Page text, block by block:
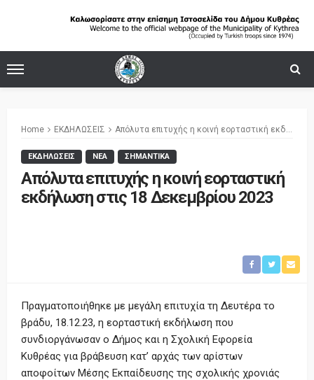
Home ΕΚΔΗΛΩΣΕΙΣ Απόλυτα επιτυχής η κοινή εορταστική εκδήλωση στις 18 Δεκεμβρίου 2023
ΕΚΔΗΛΩΣΕΙΣ ΝΕΑ ΣΗΜΑΝΤΙΚΑ
Απόλυτα επιτυχής η κοινή εορταστική
εκδήλωση στις 18 Δεκεμβρίου 2023
Πραγματοποιήθηκε με μεγάλη επιτυχία τη Δευτέρα το
βράδυ, 18.12.23, η εορταστική εκδήλωση που
συνδιοργάνωσαν ο Δήμος και η Σχολική Εφορεία
Κυθρέας για βράβευση κατ’ αρχάς των αρίστων
αποφοίτων Μέσης Εκπαίδευσης της σχολικής χρονιάς